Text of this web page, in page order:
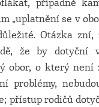
případně
„uplatnění se v
Otázka
že by dotyční
obor, o který není
problémy,
přístup rodičů